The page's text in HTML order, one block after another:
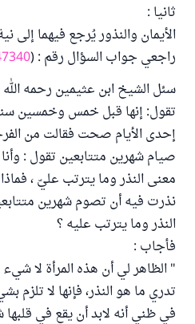
ثانيا :
الأيمان والنذور يُرجع فيهما إلى
راجعي جواب السؤال رقم : (
سئل الشيخ ابن عثيمين رحمه
تقول: إنها قبل خمس وخمسين
إحدى الأيام صحت فقالت من
صيام شهرين متتابعين تقول :
معنى النذر وما يترتب عليّ ،
نذرت فيه أن تصوم شهرين
النذر وما يترتب عليه ؟
فأجاب :
" الظاهر لي أن هذه المرأة لا شيء
تدري ما هو النذر، فإنها لا تلزم
في ظني أنه لابد أن يقع في قلبها